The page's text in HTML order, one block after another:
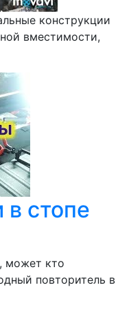
конструкции
вместимости,
стопе
может кто
повторитель в